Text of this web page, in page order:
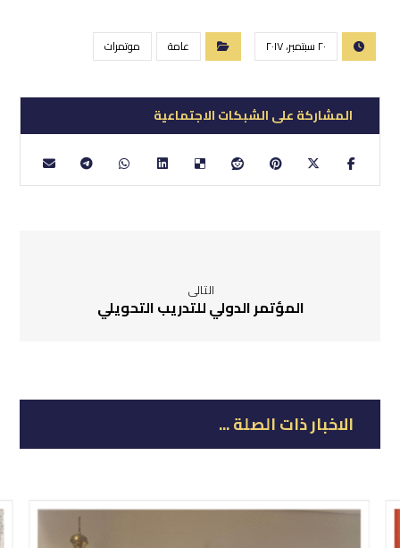
٢٠ سبتمبر، ٢٠١٧ عامة موتمرات
التالى
المؤتمر الدولي للتدريب التحويلي
الاخبار ذات الصلة ...